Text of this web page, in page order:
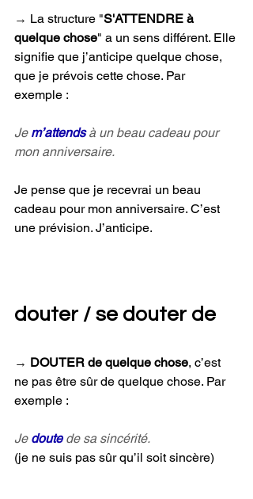
→ La structure "S'ATTENDRE à
quelque chose" a un sens différent. Elle
signifie que j’anticipe quelque chose,
que je prévois cette chose. Par
exemple :
Je m’attends à un beau cadeau pour
mon anniversaire.
Je pense que je recevrai un beau
cadeau pour mon anniversaire. C’est
une prévision. J’anticipe.
douter / se douter de
→ DOUTER de quelque chose, c’est
ne pas être sûr de quelque chose. Par
exemple :
Je doute de sa sincérité.
(je ne suis pas sûr qu’il soit sincère)